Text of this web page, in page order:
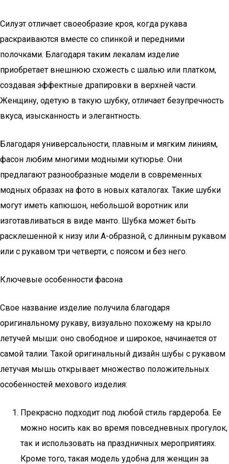
Силуэт отличает своеобразие кроя, когда рукава
раскраиваются вместе со спинкой и передними
полочками. Благодаря таким лекалам изделие
приобретает внешнюю схожесть с шалью или платком,
создавая эффектные драпировки в верхней части.
Женщину, одетую в такую шубку, отличает безупречность
вкуса, изысканность и элегантность.
Благодаря универсальности, плавным и мягким линиям,
фасон любим многими модными кутюрье. Они
предлагают разнообразные модели в современных
модных образах на фото в новых каталогах. Такие шубки
могут иметь капюшон, небольшой воротник или
изготавливаться в виде манто. Шубка может быть
расклешенной к низу или А-образной, с длинным рукавом
или с рукавом три четверти, с поясом и без него.
Ключевые особенности фасона
Свое название изделие получила благодаря
оригинальному рукаву, визуально похожему на крыло
летучей мыши: оно свободное и широкое, начинается от
самой талии. Такой оригинальный дизайн шубы с рукавом
летучая мышь открывает множество положительных
особенностей мехового изделия:
Прекрасно подходит под любой стиль гардероба. Ее
можно носить как во время повседневных прогулок,
так и использовать на праздничных мероприятиях.
Кроме того, такая модель удобна для женщин за